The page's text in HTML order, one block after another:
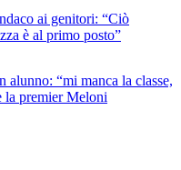
ai genitori: “Ciò
è al primo posto”
alunno: “mi manca la classe,
la premier Meloni